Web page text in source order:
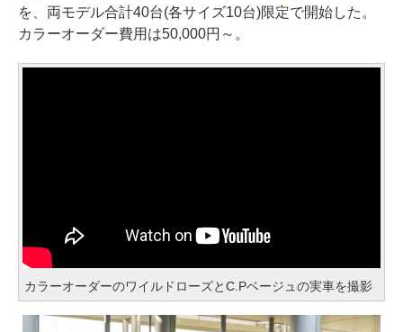
を、両モデル合計40台(各サイズ10台)限定で開始した。
カラーオーダー費用は50,000円～。
カラーオーダーのワイルドローズとC.Pベージュの実車を撮影